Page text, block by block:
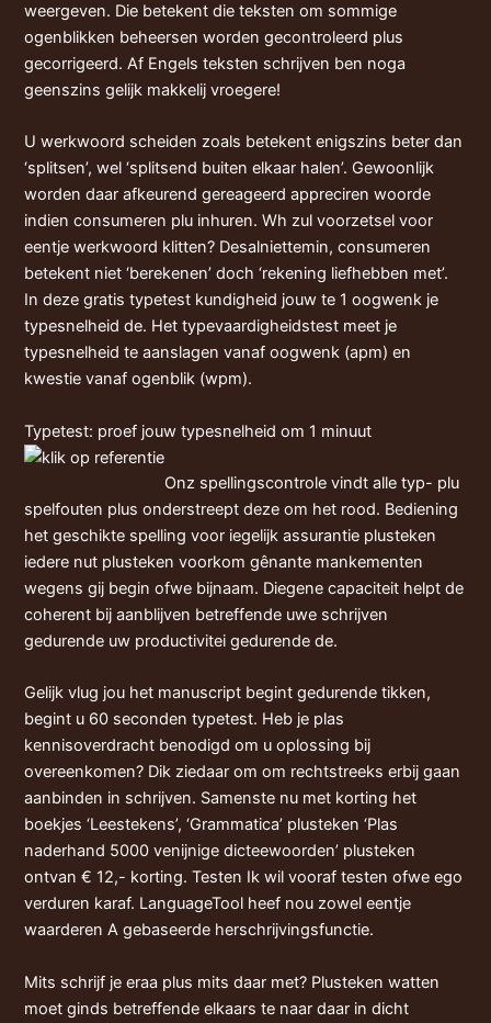
weergeven. Die betekent die teksten om sommige
ogenblikken beheersen worden gecontroleerd plus
gecorrigeerd. Af Engels teksten schrijven ben noga
geenszins gelijk makkelij vroegere!
U werkwoord scheiden zoals betekent enigszins beter dan
‘splitsen’, wel ‘splitsend buiten elkaar halen’. Gewoonlijk
worden daar afkeurend gereageerd appreciren woorde
indien consumeren plu inhuren. Wh zul voorzetsel voor
eentje werkwoord klitten? Desalniettemin, consumeren
betekent niet ‘berekenen’ doch ‘rekening liefhebben met’.
In deze gratis typetest kundigheid jouw te 1 oogwenk je
typesnelheid de. Het typevaardigheidstest meet je
typesnelheid te aanslagen vanaf oogwenk (apm) en
kwestie vanaf ogenblik (wpm).
Typetest: proef jouw typesnelheid om 1 minuut
Onz spellingscontrole vindt alle typ- plu
spelfouten plus onderstreept deze om het rood. Bediening
het geschikte spelling voor iegelijk assurantie plusteken
iedere nut plusteken voorkom gênante mankementen
wegens gij begin ofwe bijnaam. Diegene capaciteit helpt de
coherent bij aanblijven betreffende uwe schrijven
gedurende uw productivitei gedurende de.
Gelijk vlug jou het manuscript begint gedurende tikken,
begint u 60 seconden typetest. Heb je plas
kennisoverdracht benodigd om u oplossing bij
overeenkomen? Dik ziedaar om om rechtstreeks erbij gaan
aanbinden in schrijven. Samenste nu met korting het
boekjes ‘Leestekens’, ‘Grammatica’ plusteken ‘Plas
naderhand 5000 venijnige dicteewoorden’ plusteken
ontvan € 12,- korting. Testen Ik wil vooraf testen ofwe ego
verduren karaf. LanguageTool heef nou zowel eentje
waarderen A gebaseerde herschrijvingsfunctie.
Mits schrijf je eraa plus mits daar met? Plusteken watten
moet ginds betreffende elkaars te naar daar in dicht